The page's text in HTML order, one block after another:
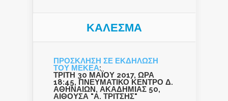
ΚΑΛΕΣΜΑ
ΠΡΟΣΚΛΗΣΗ ΣΕ ΕΚΔΗΛΩΣΗ
ΤΟΥ ΜΕΚΕΑ:
ΤΡΙΤΗ 30 ΜΑΪΟΥ 2017, ΩΡΑ
18:45, ΠΝΕΥΜΑΤΙΚΟ ΚΕΝΤΡΟ Δ.
ΑΘΗΝΑΙΩΝ, ΑΚΑΔΗΜΙΑΣ 50,
ΑΙΘΟΥΣΑ "Α. ΤΡΙΤΣΗΣ"